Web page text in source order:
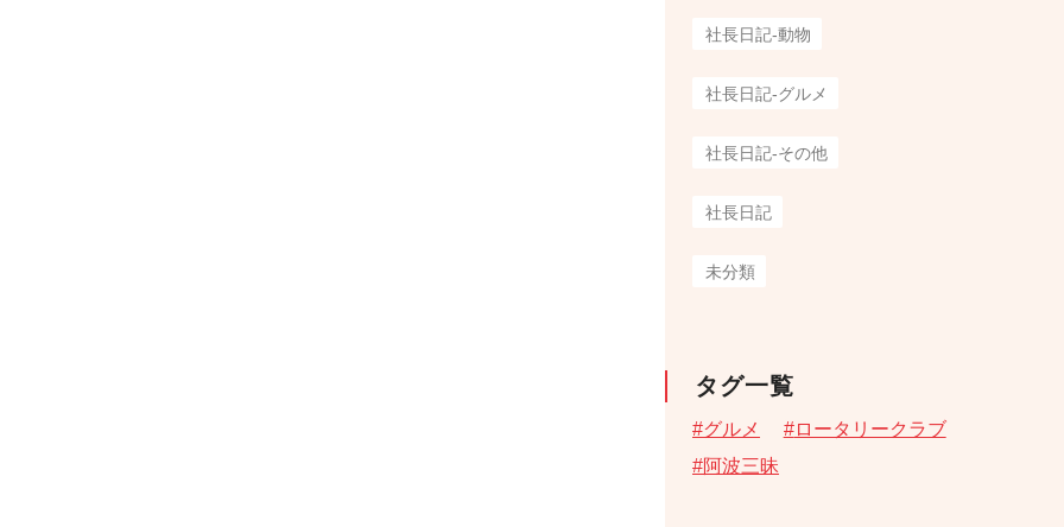
社長日記-動物
社長日記-グルメ
社長日記-その他
社長日記
未分類
タグ一覧
グルメ
ロータリークラブ
阿波三昧